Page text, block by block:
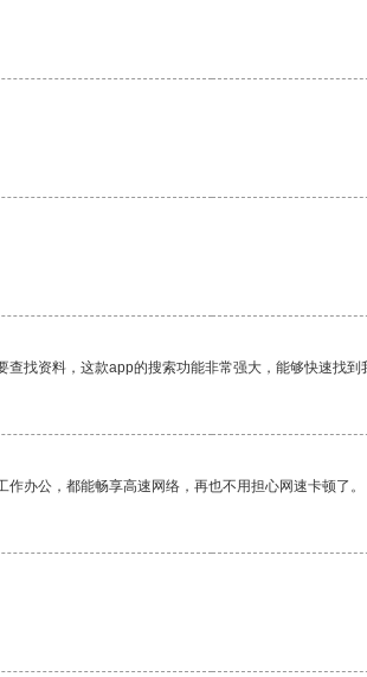
找资料，这款app的搜索功能非常强大，能够快速找到
办公，都能畅享高速网络，再也不用担心网速卡顿了。